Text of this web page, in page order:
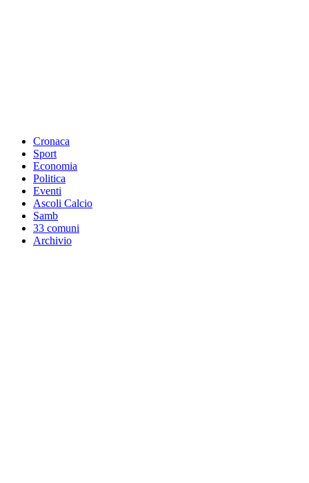
Cronaca
Sport
Economia
Politica
Eventi
Ascoli Calcio
Samb
33 comuni
Archivio